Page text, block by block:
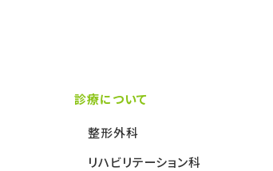
診療について
整形外科
リハビリテーション科